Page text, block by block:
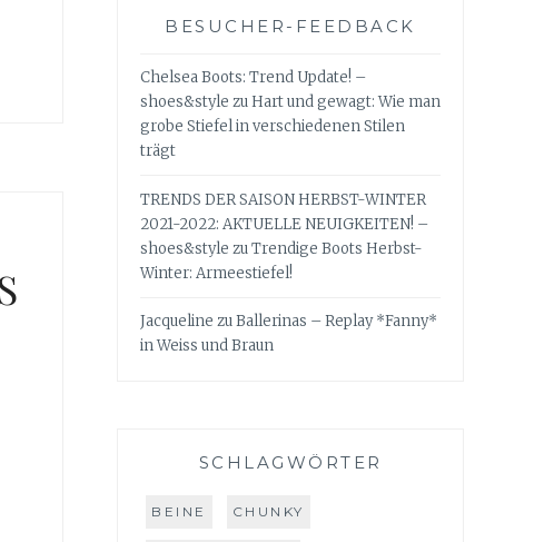
BESUCHER-FEEDBACK
Chelsea Boots: Trend Update! –
shoes&style zuHart und gewagt: Wie man
grobe Stiefel in verschiedenen Stilen
trägt
TRENDS DER SAISON HERBST-WINTER
2021-2022: AKTUELLE NEUIGKEITEN! –
shoes&style zuTrendige Boots Herbst-
Winter: Armeestiefel!
Jacqueline zuBallerinas – Replay *Fanny*
in Weiss und Braun
SCHLAGWÖRTER
BEINE CHUNKY